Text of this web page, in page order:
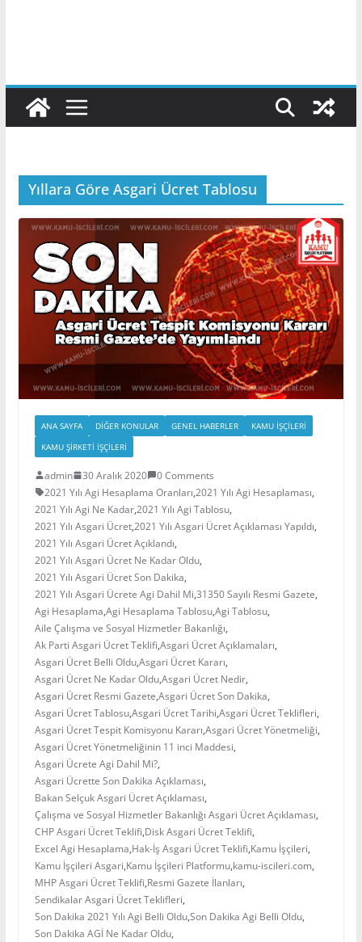
Yıllara Göre Asgari Ücret Tablosu
ANA SAYFA DIĞER KONULAR GENEL HABERLER
KAMU İŞÇILERI
KAMU ŞIRKETI İŞÇILERI
admin 30 Aralık 2020
0 Comments
2021 Yılı Agi Hesaplama Oranları,2021 Yılı Agi Hesaplaması,
2021 Yılı Agi Ne Kadar,2021 Yılı Agi Tablosu,
2021 Yılı Asgari Ücret,2021 Yılı Asgari Ücret Açıklaması Yapıldı,
2021 Yılı Asgari Ücret Açıklandı,
2021 Yılı Asgari Ücret Ne Kadar Oldu,
2021 Yılı Asgari Ücret Son Dakika,
2021 Yılı Asgari Ücrete Agi Dahil Mi,31350 Sayılı Resmi Gazete,
Agi Hesaplama,Agi Hesaplama Tablosu,Agi Tablosu,
Aile Çalışma ve Sosyal Hizmetler Bakanlığı,
Ak Parti Asgari Ücret Teklifi,Asgari Ücret Açıklamaları,
Asgari Ücret Belli Oldu,Asgari Ücret Kararı,
Asgari Ücret Ne Kadar Oldu,Asgari Ücret Nedir,
Asgari Ücret Resmi Gazete,Asgari Ücret Son Dakika,
Asgari Ücret Tablosu,Asgari Ücret Tarihi,Asgari Ücret Teklifleri,
Asgari Ücret Tespit Komisyonu Kararı,Asgari Ücret Yönetmeliği,
Asgari Ücret Yönetmeliğinin 11 inci Maddesi,
Asgari Ücrete Agi Dahil Mi?,
Asgari Ücrette Son Dakika Açıklaması,
Bakan Selçuk Asgari Ücret Açıklaması,
Çalışma ve Sosyal Hizmetler Bakanlığı Asgari Ücret Açıklaması,
CHP Asgari Ücret Teklifi,Disk Asgari Ücret Teklifi,
Excel Agi Hesaplama,Hak-İş Asgari Ücret Teklifi,Kamu İşçileri,
Kamu İşçileri Asgari,Kamu İşçileri Platformu,kamu-iscileri.com,
MHP Asgari Ücret Teklifi,Resmi Gazete İlanları,
Sendikalar Asgari Ücret Teklifleri,
Son Dakika 2021 Yılı Agi Belli Oldu,Son Dakika Agi Belli Oldu,
Son Dakika AGİ Ne Kadar Oldu,